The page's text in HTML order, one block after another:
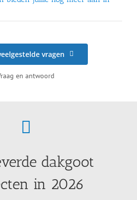
vragen
en antwoord
dakgoot
in 2026